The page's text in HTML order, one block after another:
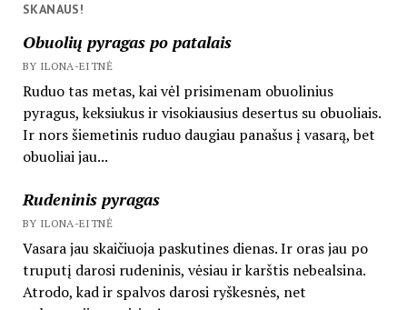
SKANAUS!
Obuolių pyragas po patalais
BY ILONA-EITNĖ
Ruduo tas metas, kai vėl prisimenam obuolinius
pyragus, keksiukus ir visokiausius desertus su obuoliais.
Ir nors šiemetinis ruduo daugiau panašus į vasarą, bet
obuoliai jau...
Rudeninis pyragas
BY ILONA-EITNĖ
Vasara jau skaičiuoja paskutines dienas. Ir oras jau po
truputį darosi rudeninis, vėsiau ir karštis nebealsina.
Atrodo, kad ir spalvos darosi ryškesnės, net